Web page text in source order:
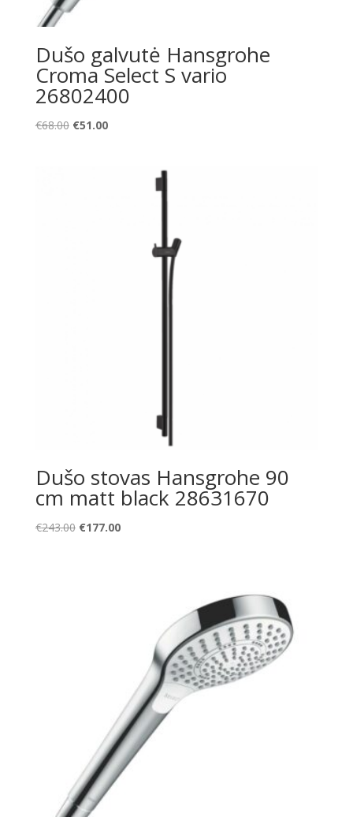
Dušo galvutė Hansgrohe
Croma Select S vario
26802400
€68.00 Original
€51.00Current
Dušo stovas Hansgrohe 90
cm matt black 28631670
€243.00 Original
€177.00Current